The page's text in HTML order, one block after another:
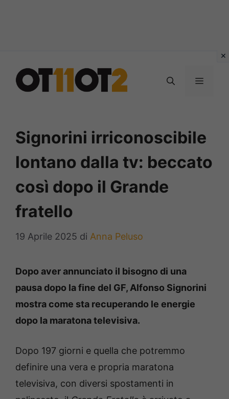
contenuto
MENU
Signorini irriconoscibile
lontano dalla tv: beccato
così dopo il Grande
fratello
19 Aprile 2025 di Anna Peluso
Dopo aver annunciato il bisogno di una
pausa dopo la fine del GF, Alfonso Signorini
mostra come sta recuperando le energie
dopo la maratona televisiva.
Dopo 197 giorni e quella che potremmo
definire una vera e propria maratona
televisiva, con diversi spostamenti in